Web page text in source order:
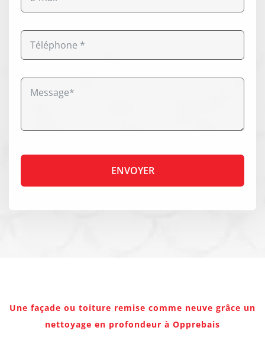
Une façade ou toiture remise comme neuve grâce un
nettoyage en profondeur à Opprebais